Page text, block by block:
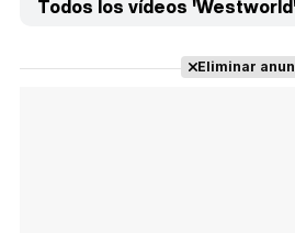
Todos los vídeos 'Westworld'
Eliminar